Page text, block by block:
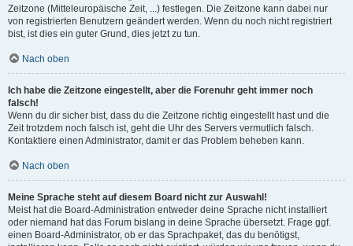
Zeitzone (Mitteleuropäische Zeit, ...) festlegen. Die Zeitzone kann dabei nur
von registrierten Benutzern geändert werden. Wenn du noch nicht registriert
bist, ist dies ein guter Grund, dies jetzt zu tun.
Nach oben
Ich habe die Zeitzone eingestellt, aber die Forenuhr geht immer noch
falsch!
Wenn du dir sicher bist, dass du die Zeitzone richtig eingestellt hast und die
Zeit trotzdem noch falsch ist, geht die Uhr des Servers vermutlich falsch.
Kontaktiere einen Administrator, damit er das Problem beheben kann.
Nach oben
Meine Sprache steht auf diesem Board nicht zur Auswahl!
Meist hat die Board-Administration entweder deine Sprache nicht installiert
oder niemand hat das Forum bislang in deine Sprache übersetzt. Frage ggf.
einen Board-Administrator, ob er das Sprachpaket, das du benötigst,